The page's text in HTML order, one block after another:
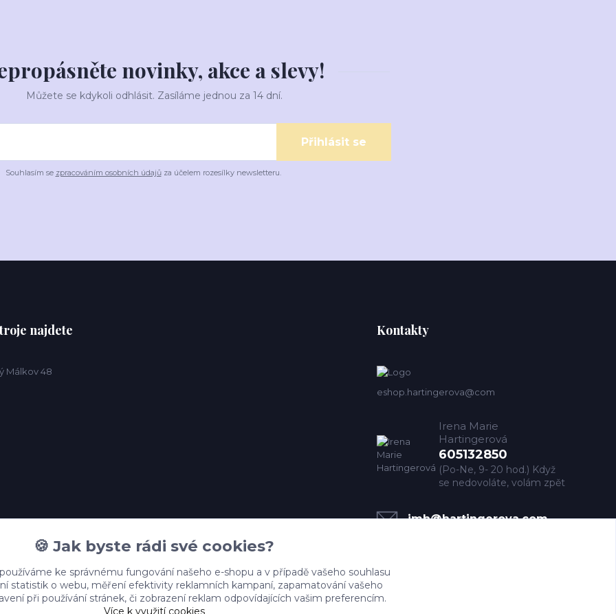
novinky, akce a slevy!
Můžete se kdykoli odhlásit. Zasíláme jednou za 14 dní.
Přihlásit se
Souhlasím se zpracováním osobních údajůza účelem rozesílky newsletteru.
najdete
Málkov 48
Kontakty
eshop.hartingerova@com
Irena Marie
Hartingerová
605132850
(Po-Ne, 9- 20 hod.) Když
se nedovoláte, volám zpět
imh@hartingerova.com
🍪 Jak byste rádi své cookies?
ke správnému fungování našeho e-shopu a v případě vašeho souhlasu
statistik o webu, měření efektivity reklamních kampaní, zapamatování vašeho
při používání stránek, či zobrazení reklam odpovídajících vašim preferencím.
Více k využití cookies